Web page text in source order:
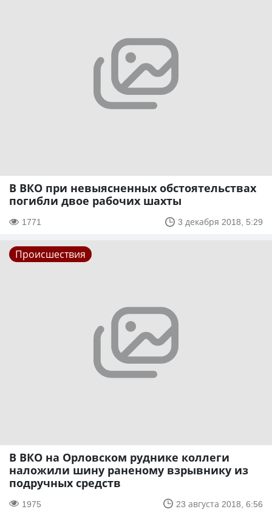
В ВКО при невыясненных обстоятельствах
погибли двое рабочих шахты
1771 3 декабря 2018, 5:29
Происшествия
В ВКО на Орловском руднике коллеги
наложили шину раненому взрывнику из
подручных средств
1975 23 августа 2018, 6:56